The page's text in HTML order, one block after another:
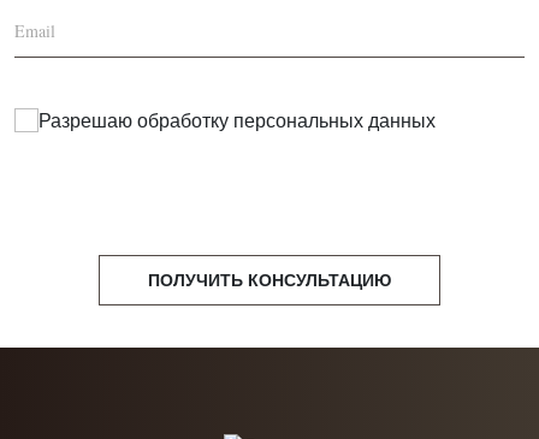
Разрешаю обработку персональных данных
ПОЛУЧИТЬ КОНСУЛЬТАЦИЮ